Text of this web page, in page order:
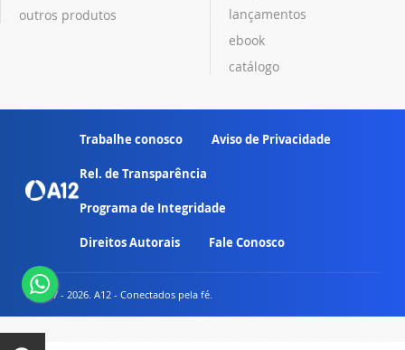
outros produtos
lançamentos
ebook
catálogo
Trabalhe conosco Aviso de Privacidade
Rel. de Transparência
Programa de Integridade
Direitos Autorais Fale Conosco
© 2007 - 2026. A12 - Conectados pela fé.